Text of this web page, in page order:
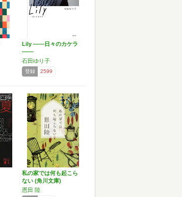
Lily ――日々のカケラ
――
石田ゆり子
登録 2599
私の家では何も起こら
ない (角川文庫)
恩田 陸